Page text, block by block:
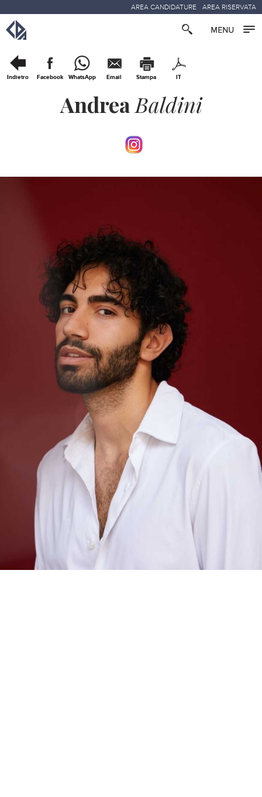
AREA CANDIDATURE AREA RISERVATA
Indietro Facebook WhatsApp Email Stampa IT
AndreaBaldini